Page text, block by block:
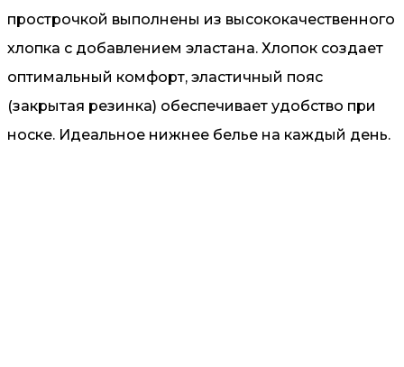
прострочкой выполнены из высококачественного
хлопка с добавлением эластана. Хлопок создает
оптимальный комфорт, эластичный пояс
(закрытая резинка) обеспечивает удобство при
носке. Идеальное нижнее белье на каждый день.